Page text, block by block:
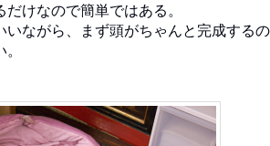
けなので簡単ではある。
ながら、まず頭がちゃんと完成するの